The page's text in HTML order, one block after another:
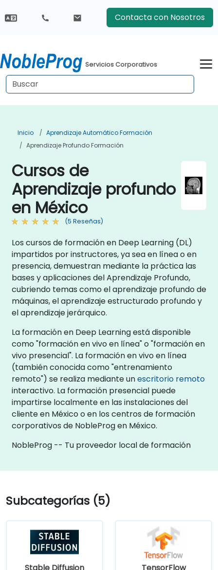
Contacta con Nosotros
Servicios Corporativos
Inicio
Aprendizaje Automático Formación
Aprendizaje Profundo Formación
Cursos de
Aprendizaje profundo
en México
(5 Reseñas)
Los cursos de formación en Deep Learning (DL)
impartidos por instructores, ya sea en línea o en
presencia, demuestran mediante la práctica las
bases y aplicaciones del Aprendizaje Profundo,
cubriendo temas como el aprendizaje profundo de
máquinas, el aprendizaje estructurado profundo y
el aprendizaje jerárquico.
La formación en Deep Learning está disponible
como "formación en vivo en línea" o "formación en
vivo presencial". La formación en vivo en línea
(también conocida como "entrenamiento
remoto") se realiza mediante unescritorio remoto
interactivo. La formación presencial puede
impartirse localmente en las instalaciones del
cliente en México o en los centros de formación
corporativos de NobleProg en México.
NobleProg -- Tu proveedor local de formación
Subcategorías (5)
Stable Diffusion TensorFlow